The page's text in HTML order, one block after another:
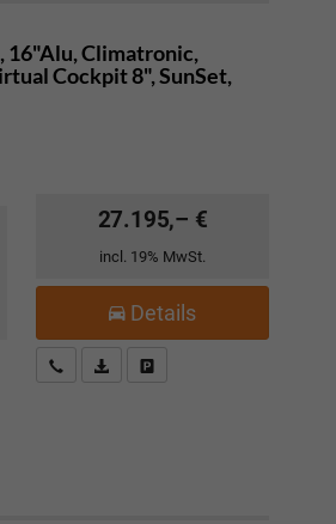
16"Alu, Climatronic,
Cockpit 8", SunSet,
27.195,– €
incl. 19% MwSt.
Details
Kostenloser Rückruf-Service
PDF-Datei, Fahrzeugexposé